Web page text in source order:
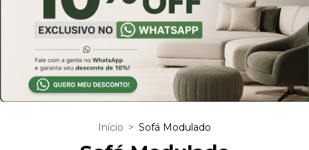
Início > Sofá Modulado